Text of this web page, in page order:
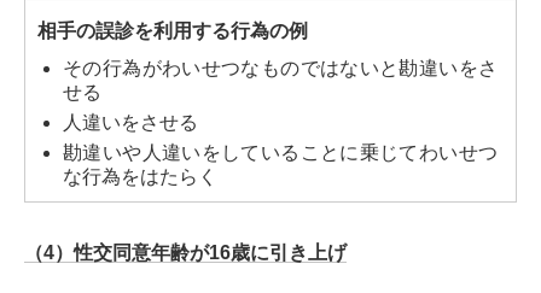
相手の誤診を利用する行為の例
その行為がわいせつなものではないと勘違いをさ
せる
人違いをさせる
勘違いや人違いをしていることに乗じてわいせつ
な行為をはたらく
（4）性交同意年齢が16歳に引き上げ